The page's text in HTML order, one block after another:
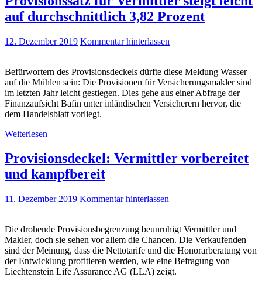
auf durchschnittlich 3,82 Prozent
12. Dezember 2019 Kommentar hinterlassen
Befürwortern des Provisionsdeckels dürfte diese Meldung Wasser
auf die Mühlen sein: Die Provisionen für Versicherungsmakler sind
im letzten Jahr leicht gestiegen. Dies gehe aus einer Abfrage der
Finanzaufsicht Bafin unter inländischen Versicherern hervor, die
dem Handelsblatt vorliegt.
Weiterlesen
Provisionsdeckel: Vermittler vorbereitet
und kampfbereit
11. Dezember 2019 Kommentar hinterlassen
Die drohende Provisionsbegrenzung beunruhigt Vermittler und
Makler, doch sie sehen vor allem die Chancen. Die Verkaufenden
sind der Meinung, dass die Nettotarife und die Honorarberatung von
der Entwicklung profitieren werden, wie eine Befragung von
Liechtenstein Life Assurance AG (LLA) zeigt.